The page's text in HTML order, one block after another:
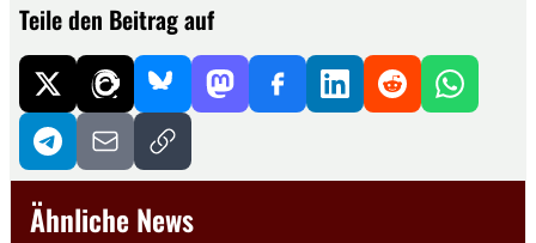
Teile den Beitrag auf
Ähnliche News